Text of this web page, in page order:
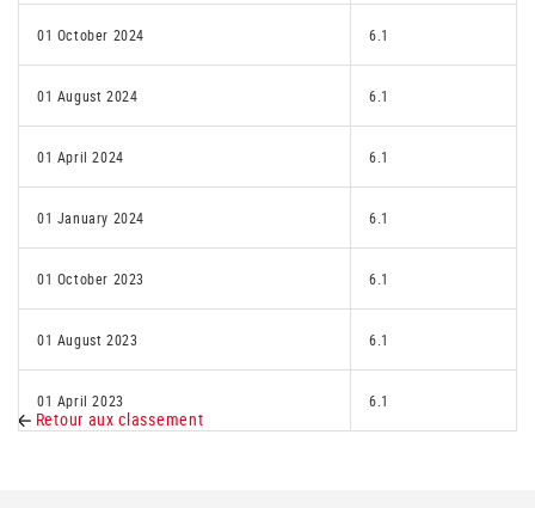
01 October 2024 6.1
01 August 2024 6.1
01 April 2024 6.1
01 January 2024 6.1
01 October 2023 6.1
01 August 2023 6.1
01 April 2023 6.1
Retour aux classement